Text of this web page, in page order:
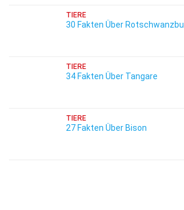
TIERE
30 Fakten Über
TIERE
34 Fakten Über Tangare
TIERE
27 Fakten Über Bison